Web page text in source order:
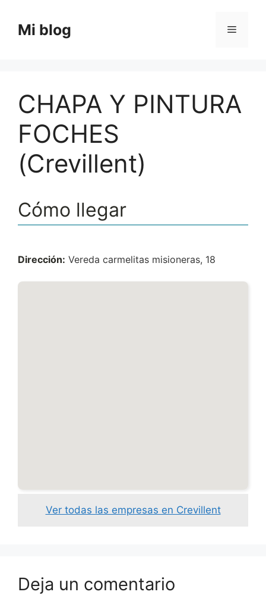
contenido
Mi blog Menú
CHAPA Y PINTURA
FOCHES
(Crevillent)
Cómo llegar
Dirección: Vereda carmelitas misioneras, 18
Ver todas las empresas en Crevillent
Deja un comentario